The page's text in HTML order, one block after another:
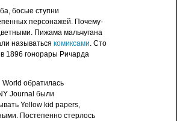
босые ступни
персонажей. Почему-
Пижама мальчугана
называтьсякомиксами. Сто
1896 гонорары Ричарда
World обратилась
Journal были
Yellow kid papers,
Постепенно стерлось